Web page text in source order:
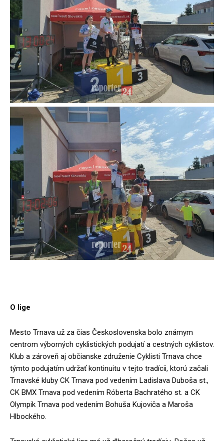
O lige
Mesto Trnava už za čias Československa bolo známym
centrom výborných cyklistických podujatí a cestných cyklistov.
Klub a zároveň aj občianske združenie Cyklisti Trnava chce
týmto podujatím udržať kontinuitu v tejto tradícii, ktorú začali
Trnavské kluby CK Trnava pod vedením Ladislava Duboša st.,
CK BMX Trnava pod vedením Róberta Bachratého st. a CK
Olympik Trnava pod vedením Bohuša Kujoviča a Maroša
Hlbockého.